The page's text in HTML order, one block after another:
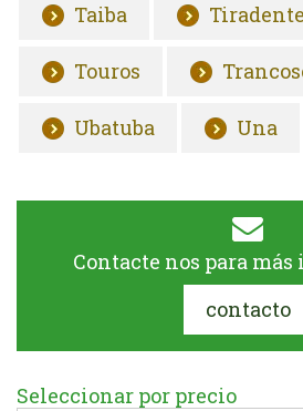
Taiba
Touros
Ubatuba Una
Contacte nos para
contacto
Seleccionar por precio